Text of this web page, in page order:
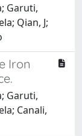
Garuti,
Qian, J;
Iron
Garuti,
Canali,